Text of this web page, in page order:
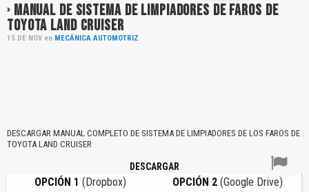
MANUAL DE SISTEMA DE LIMPIADORES DE FAROS DE
TOYOTA LAND CRUISER
15 DE NOV en MECÁNICA AUTOMOTRIZ
DESCARGAR MANUAL COMPLETO DE SISTEMA DE LIMPIADORES DE LOS FAROS DE
TOYOTA LAND CRUISER
DESCARGAR
OPCIÓN 1 (Dropbox) OPCIÓN 2 (Google Drive)